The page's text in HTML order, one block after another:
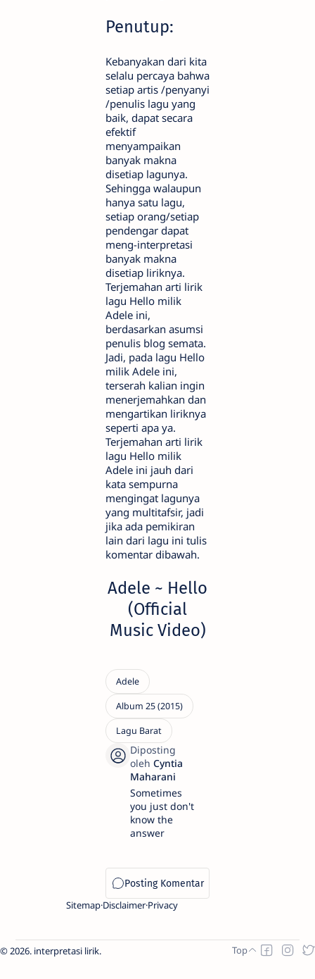
Penutup:
Kebanyakan dari kita
selalu percaya bahwa
setiap artis /penyanyi
/penulis lagu yang
baik, dapat secara
efektif
menyampaikan
banyak makna
disetiap lagunya.
Sehingga walaupun
hanya satu lagu,
setiap orang/setiap
pendengar dapat
meng-interpretasi
banyak makna
disetiap liriknya.
Terjemahan arti lirik
lagu Hello milik
Adele ini,
berdasarkan asumsi
penulis blog semata.
Jadi, pada lagu Hello
milik Adele ini,
terserah kalian ingin
menerjemahkan dan
mengartikan liriknya
seperti apa ya.
Terjemahan arti lirik
lagu Hello milik
Adele ini jauh dari
kata sempurna
mengingat lagunya
yang multitafsir, jadi
jika ada pemikiran
lain dari lagu ini tulis
komentar dibawah.
Adele ~ Hello
(Official
Music Video)
Sometimes
you just don't
know the
answer
Sitemap Disclaimer Privacy
2026. interpretasi lirik.